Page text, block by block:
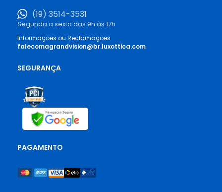
(19) 3514-3531
Segunda a sexta das 9h às 17h
Informações ou Reclamações
falecomagrandvision@br.luxottica.com
SEGURANÇA
PAGAMENTO